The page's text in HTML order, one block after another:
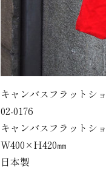
キャンバスフラットシ
02-0176
キャンバスフラットシ
W400×H420㎜
日本製